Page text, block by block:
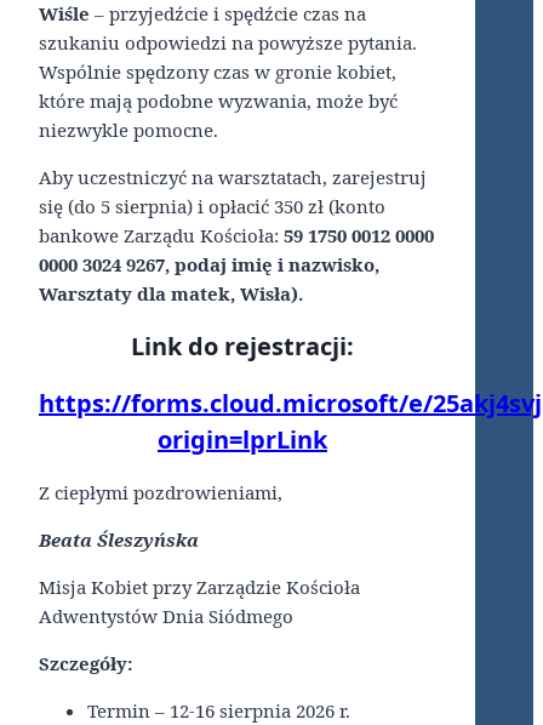
Wiśle – przyjedźcie i spędźcie czas na
szukaniu odpowiedzi na powyższe pytania.
Wspólnie spędzony czas w gronie kobiet,
które mają podobne wyzwania, może być
niezwykle pomocne.
Aby uczestniczyć na warsztatach, zarejestruj
się (do 5 sierpnia) i opłacić 350 zł (konto
bankowe Zarządu Kościoła: 59 1750 0012 0000
0000 3024 9267, podaj imię i nazwisko,
Warsztaty dla matek, Wisła).
Link do rejestracji:
https://forms.cloud.microsoft/e/
origin=lprLink
Z ciepłymi pozdrowieniami,
Beata Śleszyńska
Misja Kobiet przy Zarządzie Kościoła
Adwentystów Dnia Siódmego
Szczegóły:
Termin – 12-16 sierpnia 2026 r.